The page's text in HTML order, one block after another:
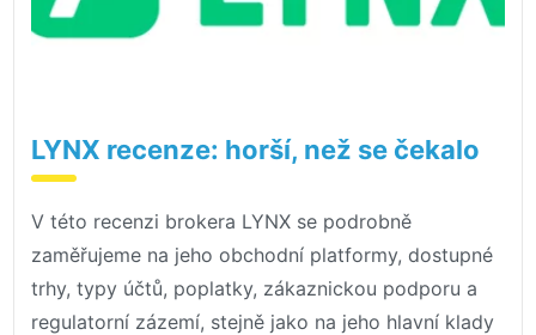
LYNX recenze: horší, než se čekalo
V této recenzi brokera LYNX se podrobně
zaměřujeme na jeho obchodní platformy, dostupné
trhy, typy účtů, poplatky, zákaznickou podporu a
regulatorní zázemí, stejně jako na jeho hlavní klady